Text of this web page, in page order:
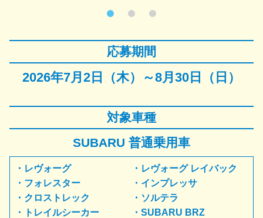
応募期間
2026年7月2日（木）～8月30日（日）
対象車種
SUBARU 普通乗用車
・レヴォーグ
・レヴォーグ レイバック
・フォレスター
・インプレッサ
・クロストレック
・ソルテラ
・トレイルシーカー
・SUBARU BRZ